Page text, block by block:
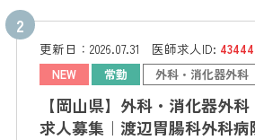
更新日： 2026.07.31 医師求人ID: 43444
NEW 常勤 外科・消化器外科
【岡山県】外科・消化器外
求人募集｜渡辺胃腸科外科